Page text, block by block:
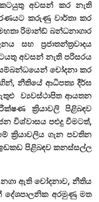
අවසන් කර නැති
කරුණු වාර්තා කර
රිමාන්ඩ් බන්ධනාගාර
සහ ප්‍රජාතන්ත්‍රවාදය
අවසන් නැති පරිසරය
චෝදනා කර
නීතියේ ආධිපත්‍ය දීර්ඝ
ව්‍යවස්ථාපිත ආයතන
ක්‍රියාවලි පිළිබඳව
විශ්වාසය පළුදු වීමටත්,
ක්‍රියාවලිය ගැන පවතින
පිළිබඳව කනස්සල්ල
නගා ඇති චෝදනාව, නීතිය
දේශපාලනික අරමුණු මත